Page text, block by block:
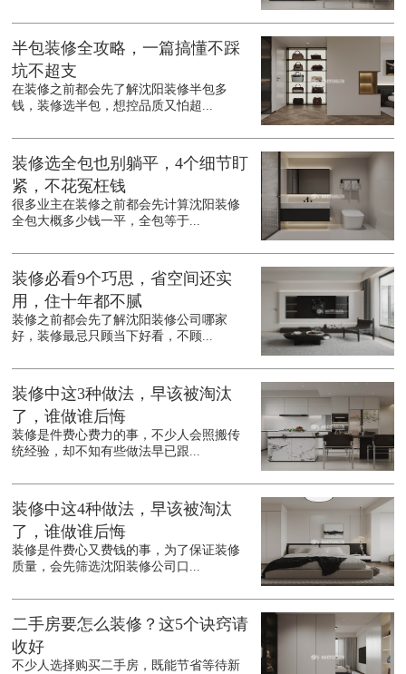
半包装修全攻略，一篇搞懂不踩
坑不超支
在装修之前都会先了解沈阳装修半包多
钱，装修选半包，想控品质又怕超...
装修选全包也别躺平，4个细节盯
紧，不花冤枉钱
很多业主在装修之前都会先计算沈阳装修
全包大概多少钱一平，全包等于...
装修必看9个巧思，省空间还实
用，住十年都不腻
装修之前都会先了解沈阳装修公司哪家
好，装修最忌只顾当下好看，不顾...
装修中这3种做法，早该被淘汰
了，谁做谁后悔
装修是件费心费力的事，不少人会照搬传
统经验，却不知有些做法早已跟...
装修中这4种做法，早该被淘汰
了，谁做谁后悔
装修是件费心又费钱的事，为了保证装修
质量，会先筛选沈阳装修公司口...
二手房要怎么装修？这5个诀窍请
收好
不少人选择购买二手房，既能节省等待新